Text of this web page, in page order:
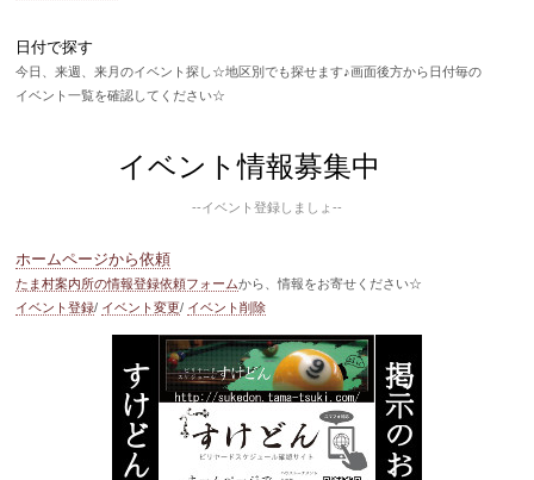
日付で探す
今日、来週、来月のイベント探し☆地区別でも探せます♪画面後方から日付毎の
イベント一覧を確認してください☆
イベント情報募集中
--イベント登録しましょ--
ホームページから依頼
たま村案内所の情報登録依頼フォームから、情報をお寄せください☆
イベント登録/ イベント変更/ イベント削除